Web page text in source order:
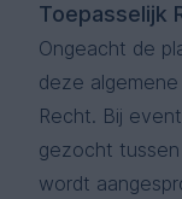
Toepasselijk
Ongeacht de
deze
Recht. Bij
gezocht
wordt